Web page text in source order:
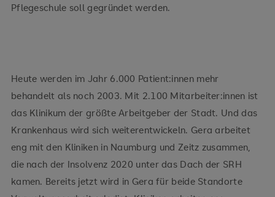
Pflegeschule soll gegründet werden.
Heute werden im Jahr 6.000 Patient:innen mehr
behandelt als noch 2003. Mit 2.100 Mitarbeiter:innen ist
das Klinikum der größte Arbeitgeber der Stadt. Und das
Krankenhaus wird sich weiterentwickeln. Gera arbeitet
eng mit den Kliniken in Naumburg und Zeitz zusammen,
die nach der Insolvenz 2020 unter das Dach der SRH
kamen. Bereits jetzt wird in Gera für beide Standorte